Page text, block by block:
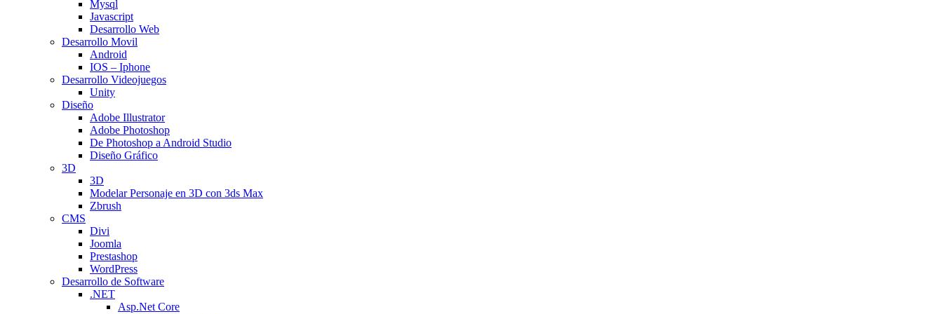
Mysql
Javascript
Desarrollo Web
Desarrollo Movil
Android
IOS – Iphone
Desarrollo Videojuegos
Unity
Diseño
Adobe Illustrator
Adobe Photoshop
De Photoshop a Android Studio
Diseño Gráfico
3D
3D
Modelar Personaje en 3D con 3ds Max
Zbrush
CMS
Divi
Joomla
Prestashop
WordPress
Desarrollo de Software
.NET
Asp.Net Core